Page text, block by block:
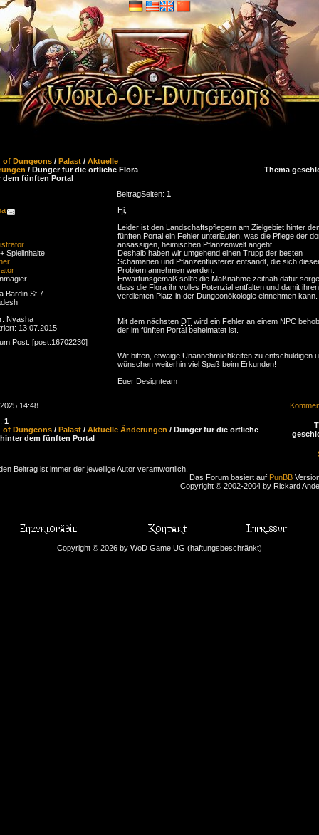
of Dungeons / Palast / Aktuelle
/ Dünger für die örtliche Flora
dem fünften Portal
Thema
BeitragSeiten: 1
Spielinhalte
Bardin St.7
Nyasha
13.07.2015
Post: [post:16702230]
Hi
Leider ist den Landschaftspflegern am Zielgebiet hinter
fünften Portal ein Fehler unterlaufen, was die Pflege der
ansässigen, heimischen Pflanzenwelt angeht.
Deshalb haben wir umgehend einen Trupp der besten
Schamanen und Pflanzenflüsterer entsandt, die sich
Problem annehmen werden.
Erwartunsgemäß sollte die Maßnahme zeitnah dafür
dass die Flora ihr volles Potenzial entfalten und damit ihren
verdienten Platz in der Dungeonökologie einnehmen kann.
Mit dem nächsten DT wird ein Fehler an einem NPC
der im fünften Portal beheimatet ist.
Wir bitten, etwaige Unannehmlichkeiten zu entschuldigen
wünschen weiterhin viel Spaß beim Erkunden!
Euer Designteam
14:48
1
of Dungeons / Palast / Aktuelle Änderungen / Dünger für die örtliche
dem fünften Portal
Beitrag ist immer der jeweilige Autor verantwortlich.
Das Forum basiert auf PunBB
Copyright © 2002-2004 by Rickard
Copyright © 2026 by WoD Game UG (haftungsbeschränkt)